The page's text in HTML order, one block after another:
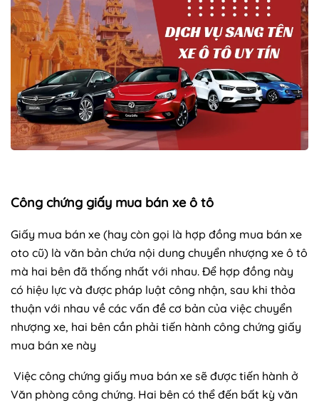
Công chứng giấy mua bán xe ô tô
Giấy mua bán xe (hay còn gọi là hợp đồng mua bán xe
oto cũ) là văn bản chứa nội dung chuyển nhượng xe ô tô
mà hai bên đã thống nhất với nhau. Để hợp đồng này
có hiệu lực và được pháp luật công nhận, sau khi thỏa
thuận với nhau về các vấn đề cơ bản của việc chuyển
nhượng xe, hai bên cần phải tiến hành công chứng giấy
mua bán xe này
Việc công chứng giấy mua bán xe sẽ được tiến hành ở
Văn phòng công chứng. Hai bên có thể đến bất kỳ văn